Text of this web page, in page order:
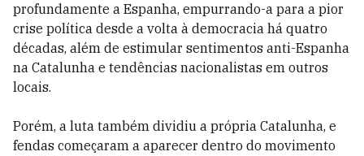
profundamente a Espanha, empurrando-a para a pior
crise política desde a volta à democracia há quatro
décadas​, além de​ estimula​r sentimentos anti-Espanha
na Catalunha e tendências nacionalistas em outros
locais.
Porém, a luta também dividiu a própria Catalunha, e
fendas começaram a aparecer dentro do movimento